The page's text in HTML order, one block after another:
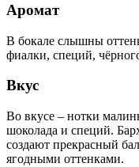
Аромат
В бокале слышны
фиалки, специй,
Вкус
Во вкусе – нотки
шоколада и специй.
создают прекрасный
ягодными оттенками.